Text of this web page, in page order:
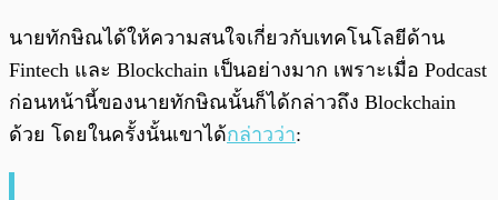
นายทักษิณได้ให้ความสนใจเกี่ยวกับเทคโนโลยีด้าน
Fintech และ Blockchain เป็นอย่างมาก เพราะเมื่อ Podcast
ก่อนหน้านี้ของนายทักษิณนั้นก็ได้กล่าวถึง Blockchain
ด้วย โดยในครั้งนั้นเขาได้กล่าวว่า: